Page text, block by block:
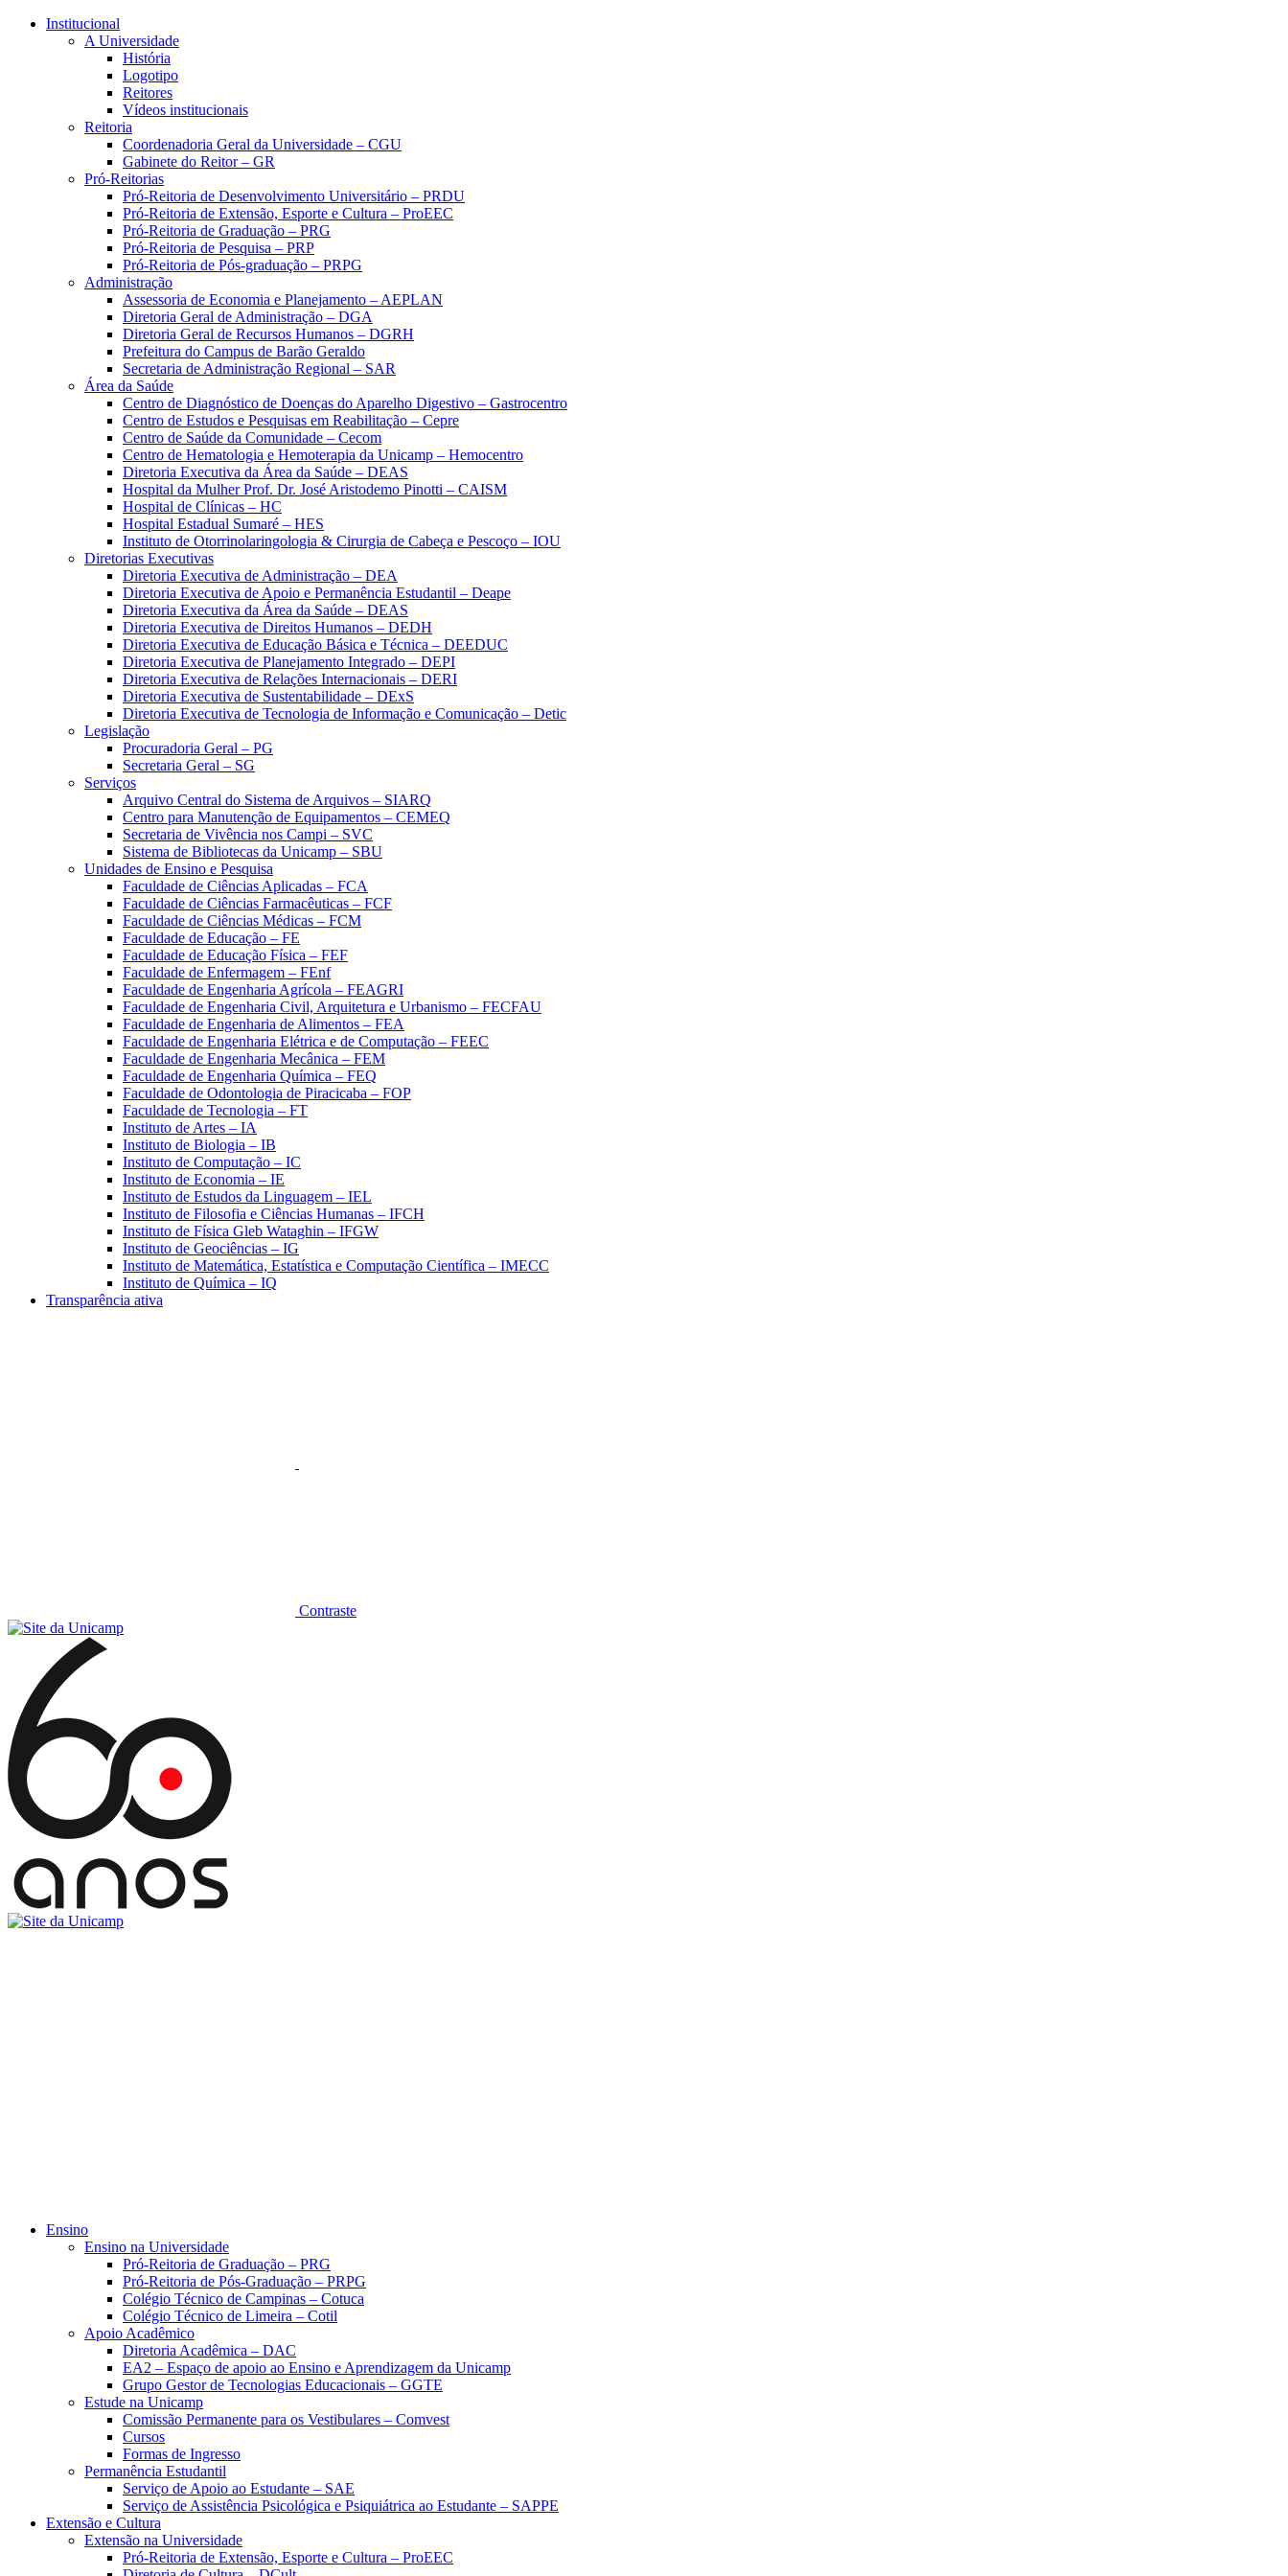
Conteúdo principal
Institucional
A Universidade
História
Logotipo
Reitores
Vídeos institucionais
Reitoria
Coordenadoria Geral da Universidade – CGU
Gabinete do Reitor – GR
Pró-Reitorias
Pró-Reitoria de Desenvolvimento Universitário – PRDU
Pró-Reitoria de Extensão, Esporte e Cultura – ProEEC
Pró-Reitoria de Graduação – PRG
Pró-Reitoria de Pesquisa – PRP
Pró-Reitoria de Pós-graduação – PRPG
Administração
Assessoria de Economia e Planejamento – AEPLAN
Diretoria Geral de Administração – DGA
Diretoria Geral de Recursos Humanos – DGRH
Prefeitura do Campus de Barão Geraldo
Secretaria de Administração Regional – SAR
Área da Saúde
Centro de Diagnóstico de Doenças do Aparelho Digestivo – Gastrocentro
Centro de Estudos e Pesquisas em Reabilitação – Cepre
Centro de Saúde da Comunidade – Cecom
Centro de Hematologia e Hemoterapia da Unicamp – Hemocentro
Diretoria Executiva da Área da Saúde – DEAS
Hospital da Mulher Prof. Dr. José Aristodemo Pinotti – CAISM
Hospital de Clínicas – HC
Hospital Estadual Sumaré – HES
Instituto de Otorrinolaringologia & Cirurgia de Cabeça e Pescoço – IOU
Diretorias Executivas
Diretoria Executiva de Administração – DEA
Diretoria Executiva de Apoio e Permanência Estudantil – Deape
Diretoria Executiva da Área da Saúde – DEAS
Diretoria Executiva de Direitos Humanos – DEDH
Diretoria Executiva de Educação Básica e Técnica – DEEDUC
Diretoria Executiva de Planejamento Integrado – DEPI
Diretoria Executiva de Relações Internacionais – DERI
Diretoria Executiva de Sustentabilidade – DExS
Diretoria Executiva de Tecnologia de Informação e Comunicação – Detic
Legislação
Procuradoria Geral – PG
Secretaria Geral – SG
Serviços
Arquivo Central do Sistema de Arquivos – SIARQ
Centro para Manutenção de Equipamentos – CEMEQ
Secretaria de Vivência nos Campi – SVC
Sistema de Bibliotecas da Unicamp – SBU
Unidades de Ensino e Pesquisa
Faculdade de Ciências Aplicadas – FCA
Faculdade de Ciências Farmacêuticas – FCF
Faculdade de Ciências Médicas – FCM
Faculdade de Educação – FE
Faculdade de Educação Física – FEF
Faculdade de Enfermagem – FEnf
Faculdade de Engenharia Agrícola – FEAGRI
Faculdade de Engenharia Civil, Arquitetura e Urbanismo – FECFAU
Faculdade de Engenharia de Alimentos – FEA
Faculdade de Engenharia Elétrica e de Computação – FEEC
Faculdade de Engenharia Mecânica – FEM
Faculdade de Engenharia Química – FEQ
Faculdade de Odontologia de Piracicaba – FOP
Faculdade de Tecnologia – FT
Instituto de Artes – IA
Instituto de Biologia – IB
Instituto de Computação – IC
Instituto de Economia – IE
Instituto de Estudos da Linguagem – IEL
Instituto de Filosofia e Ciências Humanas – IFCH
Instituto de Física Gleb Wataghin – IFGW
Instituto de Geociências – IG
Instituto de Matemática, Estatística e Computação Científica – IMECC
Instituto de Química – IQ
Transparência ativa
Contraste
Ensino
Ensino na Universidade
Pró-Reitoria de Graduação – PRG
Pró-Reitoria de Pós-Graduação – PRPG
Colégio Técnico de Campinas – Cotuca
Colégio Técnico de Limeira – Cotil
Apoio Acadêmico
Diretoria Acadêmica – DAC
EA2 – Espaço de apoio ao Ensino e Aprendizagem da Unicamp
Grupo Gestor de Tecnologias Educacionais – GGTE
Estude na Unicamp
Comissão Permanente para os Vestibulares – Comvest
Cursos
Formas de Ingresso
Permanência Estudantil
Serviço de Apoio ao Estudante – SAE
Serviço de Assistência Psicológica e Psiquiátrica ao Estudante – SAPPE
Extensão e Cultura
Extensão na Universidade
Pró-Reitoria de Extensão, Esporte e Cultura – ProEEC